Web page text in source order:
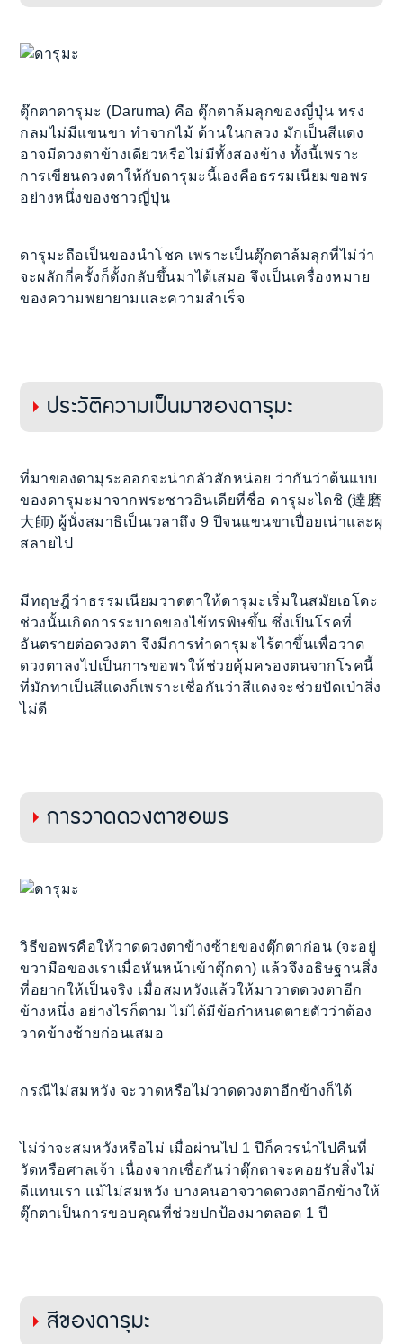
ตุ๊กตาดารุมะ (Daruma) คือ ตุ๊กตาล้มลุกของญี่ปุ่น ทรง
กลมไม่มีแขนขา ทำจากไม้ ด้านในกลวง มักเป็นสีแดง
อาจมีดวงตาข้างเดียวหรือไม่มีทั้งสองข้าง ทั้งนี้เพราะ
การเขียนดวงตาให้กับดารุมะนี้เองคือธรรมเนียมขอพร
อย่างหนึ่งของชาวญี่ปุ่น
ดารุมะถือเป็นของนำโชค เพราะเป็นตุ๊กตาล้มลุกที่ไม่ว่า
จะผลักกี่ครั้งก็ตั้งกลับขึ้นมาได้เสมอ จึงเป็นเครื่องหมาย
ของความพยายามและความสำเร็จ
ประวัติความเป็นมาของดารุมะ
ที่มาของดามุระออกจะน่ากลัวสักหน่อย ว่ากันว่าต้นแบบ
ของดารุมะมาจากพระชาวอินเดียที่ชื่อ ดารุมะไดชิ (達磨
大師) ผู้นั่งสมาธิเป็นเวลาถึง 9 ปีจนแขนขาเปื่อยเน่าและผุ
สลายไป
มีทฤษฎีว่าธรรมเนียมวาดตาให้ดารุมะเริ่มในสมัยเอโดะ
ช่วงนั้นเกิดการระบาดของไข้ทรพิษขึ้น ซึ่งเป็นโรคที่
อันตรายต่อดวงตา จึงมีการทำดารุมะไร้ตาขึ้นเพื่อวาด
ดวงตาลงไปเป็นการขอพรให้ช่วยคุ้มครองตนจากโรคนี้
ที่มักทาเป็นสีแดงก็เพราะเชื่อกันว่าสีแดงจะช่วยปัดเป่าสิ่ง
ไม่ดี
การวาดดวงตาขอพร
วิธีขอพรคือให้วาดดวงตาข้างซ้ายของตุ๊กตาก่อน (จะอยู่
ขวามือของเราเมื่อหันหน้าเข้าตุ๊กตา) แล้วจึงอธิษฐานสิ่ง
ที่อยากให้เป็นจริง เมื่อสมหวังแล้วให้มาวาดดวงตาอีก
ข้างหนึ่ง อย่างไรก็ตาม ไม่ได้มีข้อกำหนดตายตัวว่าต้อง
วาดข้างซ้ายก่อนเสมอ
กรณีไม่สมหวัง จะวาดหรือไม่วาดดวงตาอีกข้างก็ได้
ไม่ว่าจะสมหวังหรือไม่ เมื่อผ่านไป 1 ปีก็ควรนำไปคืนที่
วัดหรือศาลเจ้า เนื่องจากเชื่อกันว่าตุ๊กตาจะคอยรับสิ่งไม่
ดีแทนเรา แม้ไม่สมหวัง บางคนอาจวาดดวงตาอีกข้างให้
ตุ๊กตาเป็นการขอบคุณที่ช่วยปกป้องมาตลอด 1 ปี
สีของดารุมะ